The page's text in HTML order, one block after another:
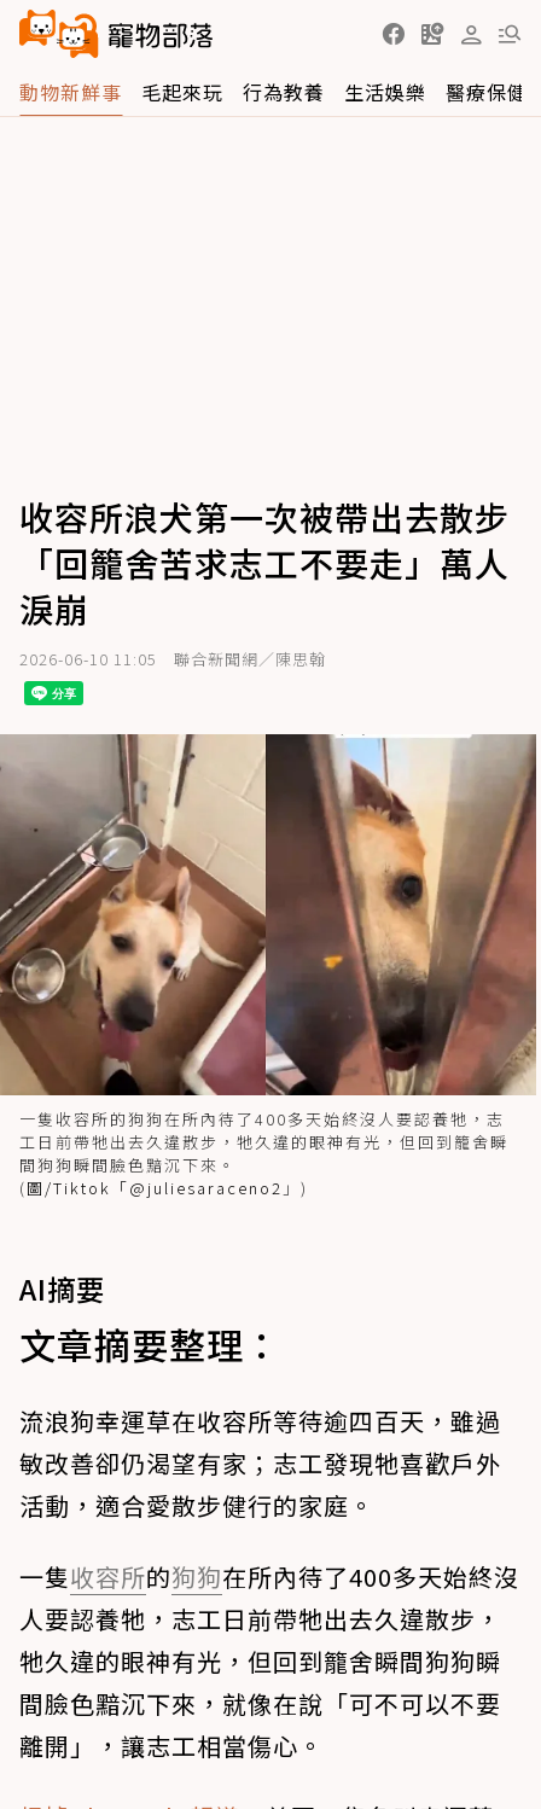
動物新鮮事 毛起來玩 行為教養 生活娛樂 醫療保健
收容所浪犬第一次被帶出去散步
「回籠舍苦求志工不要走」萬人
淚崩
2026-06-10 11:05 聯合新聞網／陳思翰
一隻收容所的狗狗在所內待了400多天始終沒人要認養牠，志
工日前帶牠出去久違散步，牠久違的眼神有光，但回到籠舍瞬
間狗狗瞬間臉色黯沉下來。
(圖/Tiktok「@juliesaraceno2 」)
AI摘要
文章摘要整理：
流浪狗幸運草在收容所等待逾四百天，雖過
敏改善卻仍渴望有家；志工發現牠喜歡戶外
活動，適合愛散步健行的家庭。
一隻收容所的狗狗在所內待了400多天始終沒
人要認養牠，志工日前帶牠出去久違散步，
牠久違的眼神有光，但回到籠舍瞬間狗狗瞬
間臉色黯沉下來，就像在說「可不可以不要
離開」，讓志工相當傷心。